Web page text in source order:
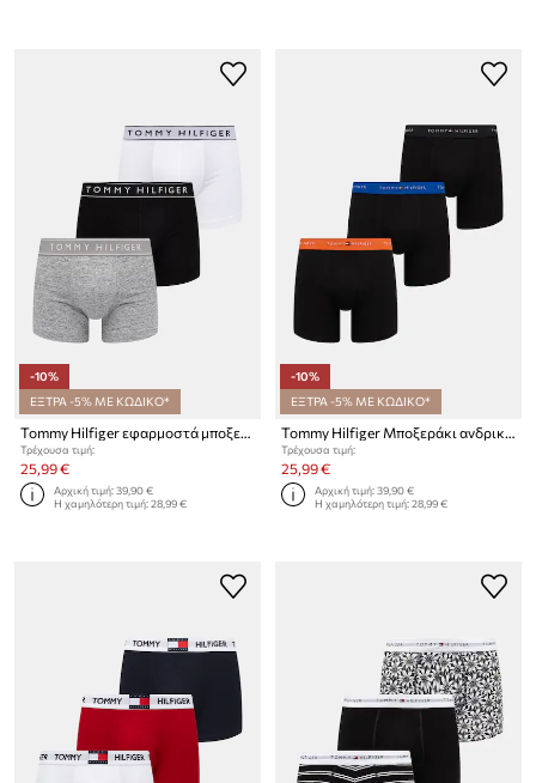
-10%
ΕΞΤΡΑ -5% ΜΕ ΚΩΔΙΚΟ*
Tommy Hilfiger εφαρμοστά μποξεράκια ανδρικά 3-pack
Τρέχουσα τιμή:
25,99 €
Αρχική τιμή:39,90 €
Η χαμηλότερη τιμή:28,99 €
-10%
ΕΞΤΡΑ -5% ΜΕ ΚΩΔΙΚΟ*
Tommy Hilfiger Μποξεράκι ανδρικό βαμβακερό με ελαστάν 3-pack
Τρέχουσα τιμή:
25,99 €
Αρχική τιμή:39,90 €
Η χαμηλότερη τιμή:28,99 €